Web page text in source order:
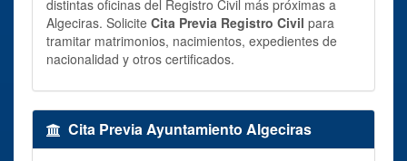
distintas oficinas del Registro Civil más próximas a
Algeciras. Solicite Cita Previa Registro Civil para
tramitar matrimonios, nacimientos, expedientes de
nacionalidad y otros certificados.
Cita Previa Ayuntamiento Algeciras